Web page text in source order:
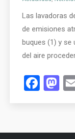
Las lavadoras
de emisiones
buques (1) y se
del aire